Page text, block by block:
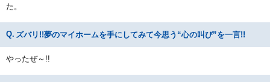
た。
ズバリ!!夢のマイホームを手にしてみて今思う“心の叫び”を一言!!
やったぜ～!!